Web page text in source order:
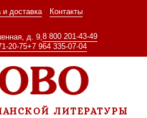
доставка
Контакты
д. 9, 8 800 201-43-49
20-75+7 964 335-07-04
ЛИТЕРАТУРЫ